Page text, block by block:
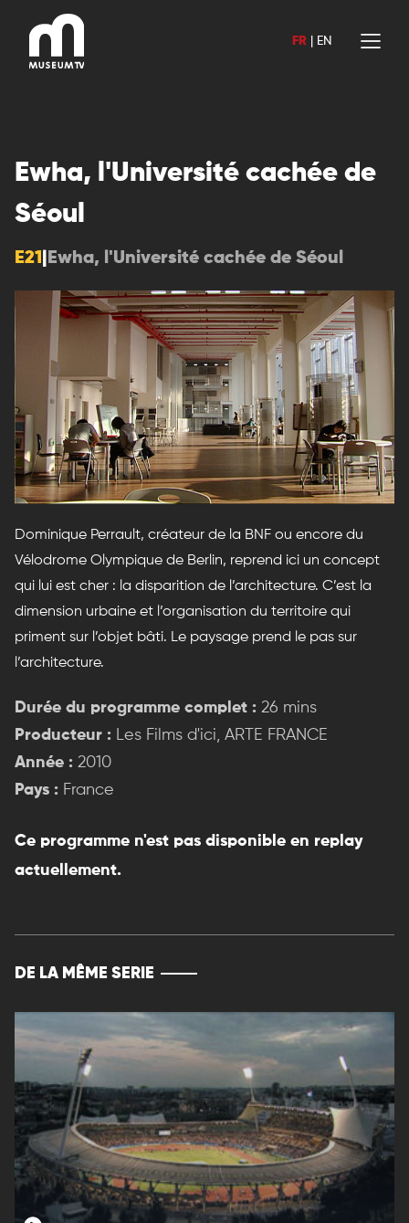
contenu
FR EN
Ewha, l'Université cachée de
Séoul
E21 Ewha, l'Université cachée de Séoul
Dominique Perrault, créateur de la BNF ou encore du
Vélodrome Olympique de Berlin, reprend ici un concept
qui lui est cher : la disparition de l’architecture. C’est la
dimension urbaine et l’organisation du territoire qui
priment sur l’objet bâti. Le paysage prend le pas sur
l’architecture.
Durée du programme complet : 26 mins
Producteur : Les Films d'ici, ARTE FRANCE
Année : 2010
Pays : France
Ce programme n'est pas disponible en replay
actuellement.
DE LA MÊME SERIE